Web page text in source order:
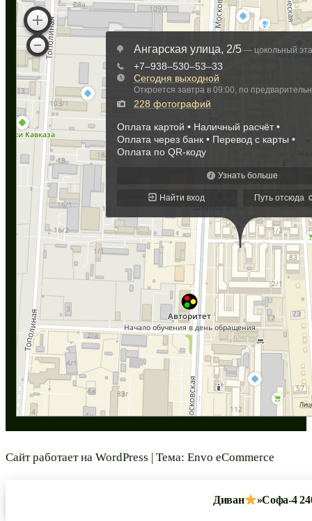
Сайт работает на WordPress | Тема: Envo eCommerce
Диван »Софа-4